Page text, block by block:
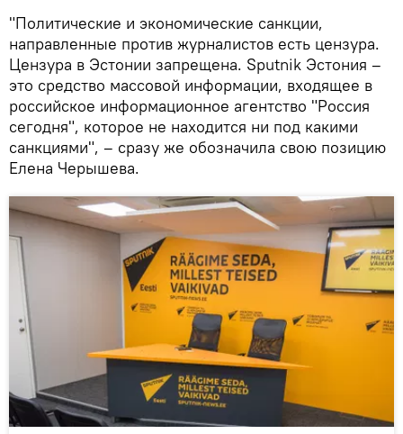
"Политические и экономические санкции,
направленные против журналистов есть цензура.
Цензура в Эстонии запрещена. Sputnik Эстония –
это средство массовой информации, входящее в
российское информационное агентство "Россия
сегодня", которое не находится ни под какими
санкциями", – сразу же обозначила свою позицию
Елена Черышева.